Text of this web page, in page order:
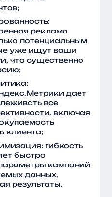
реклама
потенциальным
уже ищут ваши
что существенно
дает
все
включая
клиента;
гибкость
быстро
кампаний
данных,
результаты.